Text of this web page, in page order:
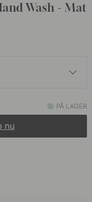
Wash - Mat
På lager
På lager
PÅ LAGER
nu